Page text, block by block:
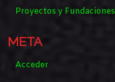
Proyectos y Fundaciones
META
Acceder